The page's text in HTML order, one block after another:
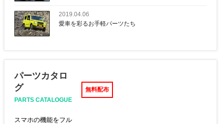
2019.04.06
愛車を彩るお手軽パーツたち
パーツカタロ
グ
PARTS CATALOGUE
スマホの機能をフル